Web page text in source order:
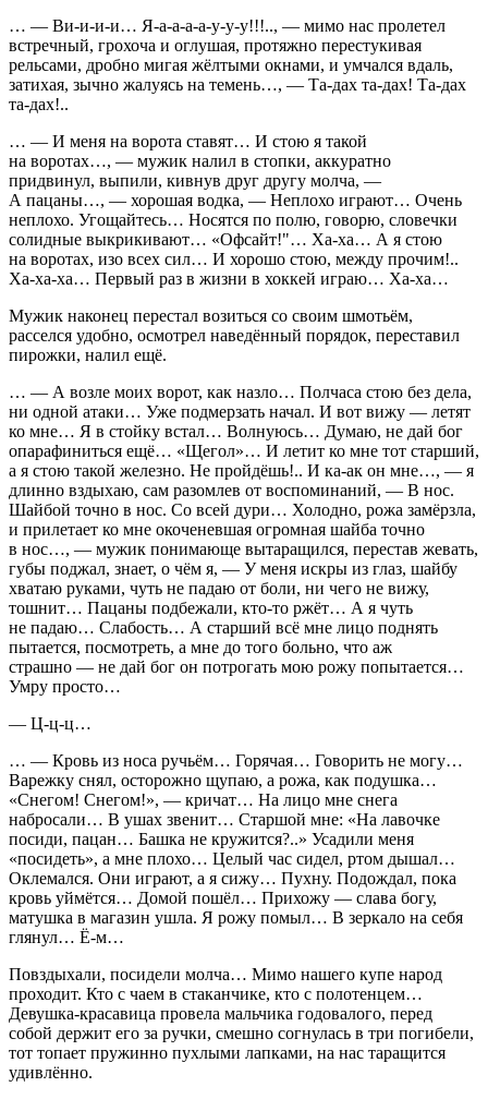
… — Ви-и-и-и… Я-а-а-а-а-у-у-у!!!.., — мимо нас пролетел
встречный, грохоча и оглушая, протяжно перестукивая
рельсами, дробно мигая жёлтыми окнами, и умчался вдаль,
затихая, зычно жалуясь на темень…, — Та-дах та-дах! Та-дах
та-дах!..
… — И меня на ворота ставят… И стою я такой
на воротах…, — мужик налил в стопки, аккуратно
придвинул, выпили, кивнув друг другу молча, —
А пацаны…, — хорошая водка, — Неплохо играют… Очень
неплохо. Угощайтесь… Носятся по полю, говорю, словечки
солидные выкрикивают… «Офсайт!"… Ха-ха… А я стою
на воротах, изо всех сил… И хорошо стою, между прочим!..
Ха-ха-ха… Первый раз в жизни в хоккей играю… Ха-ха…
Мужик наконец перестал возиться со своим шмотьём,
расселся удобно, осмотрел наведённый порядок, переставил
пирожки, налил ещё.
… — А возле моих ворот, как назло… Полчаса стою без дела,
ни одной атаки… Уже подмерзать начал. И вот вижу — летят
ко мне… Я в стойку встал… Волнуюсь… Думаю, не дай бог
опарафиниться ещё… «Щегол»… И летит ко мне тот старший,
а я стою такой железно. Не пройдёшь!.. И ка-ак он мне…, — я
длинно вздыхаю, сам разомлев от воспоминаний, — В нос.
Шайбой точно в нос. Со всей дури… Холодно, рожа замёрзла,
и прилетает ко мне окоченевшая огромная шайба точно
в нос…, — мужик понимающе вытаращился, перестав жевать,
губы поджал, знает, о чём я, — У меня искры из глаз, шайбу
хватаю руками, чуть не падаю от боли, ни чего не вижу,
тошнит… Пацаны подбежали, кто-то ржёт… А я чуть
не падаю… Слабость… А старший всё мне лицо поднять
пытается, посмотреть, а мне до того больно, что аж
страшно — не дай бог он потрогать мою рожу попытается…
Умру просто…
— Ц-ц-ц…
… — Кровь из носа ручьём… Горячая… Говорить не могу…
Варежку снял, осторожно щупаю, а рожа, как подушка…
«Снегом! Снегом!», — кричат… На лицо мне снега
набросали… В ушах звенит… Старшой мне: «На лавочке
посиди, пацан… Башка не кружится?..» Усадили меня
«посидеть», а мне плохо… Целый час сидел, ртом дышал…
Оклемался. Они играют, а я сижу… Пухну. Подождал, пока
кровь уймётся… Домой пошёл… Прихожу — слава богу,
матушка в магазин ушла. Я рожу помыл… В зеркало на себя
глянул… Ё-м…
Повздыхали, посидели молча… Мимо нашего купе народ
проходит. Кто с чаем в стаканчике, кто с полотенцем…
Девушка-красавица провела мальчика годовалого, перед
собой держит его за ручки, смешно согнулась в три погибели,
тот топает пружинно пухлыми лапками, на нас таращится
удивлённо.